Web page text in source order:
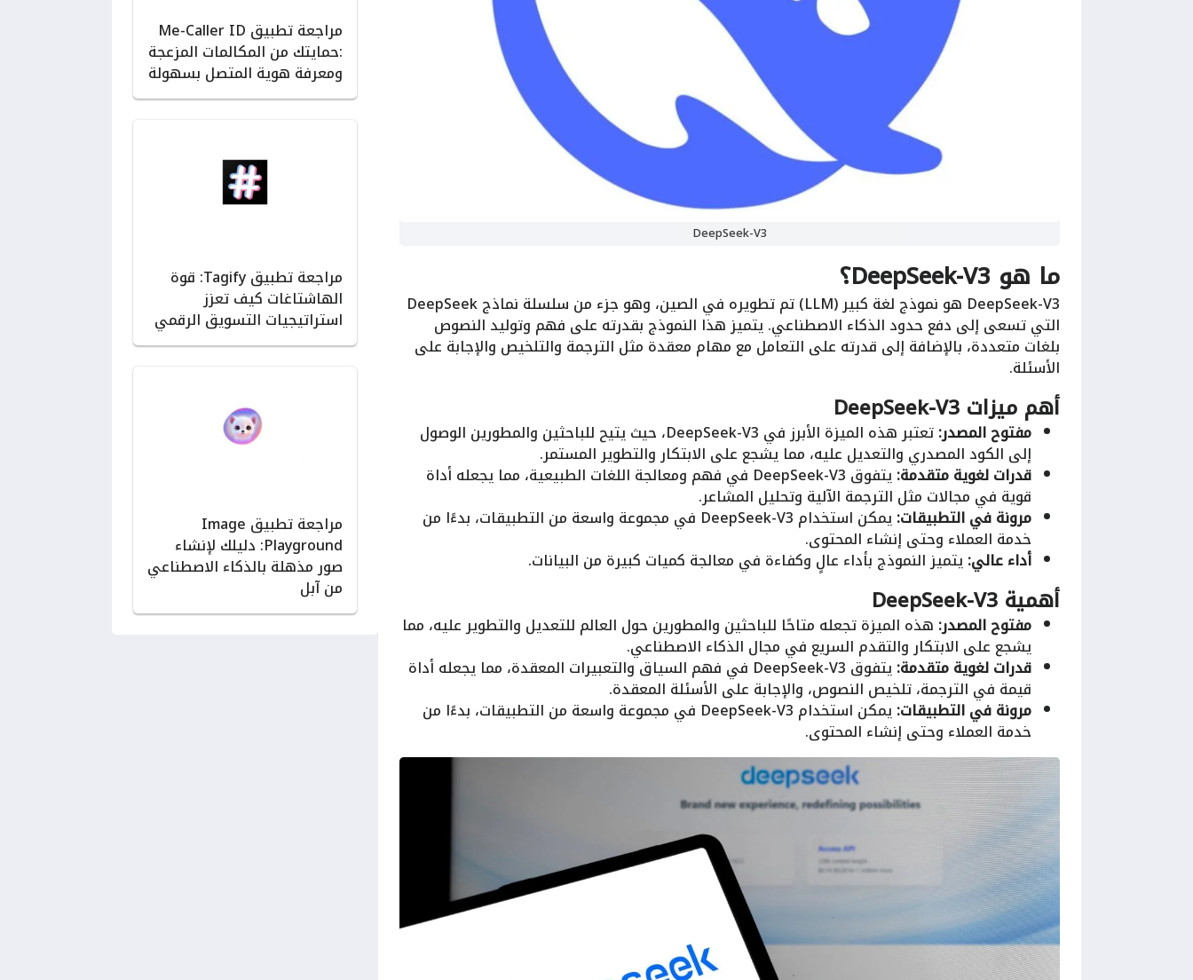
مراجعة تطبيق Me-Caller ID
:حمايتك من المكالمات المزعجة
ومعرفة هوية المتصل بسهولة
مراجعة تطبيق Tagify: قوة
الهاشتاغات كيف تعزز
استراتيجيات التسويق الرقمي
مراجعة تطبيق Image
Playground: دليلك لإنشاء
صور مذهلة بالذكاء الاصطناعي
من آبل
DeepSeek-V3
ما هو DeepSeek-V3؟
DeepSeek-V3 هو نموذج لغة كبير (LLM) تم تطويره في الصين، وهو جزء من سلسلة نماذج DeepSeek
التي تسعى إلى دفع حدود الذكاء الاصطناعي. يتميز هذا النموذج بقدرته على فهم وتوليد النصوص
بلغات متعددة، بالإضافة إلى قدرته على التعامل مع مهام معقدة مثل الترجمة والتلخيص والإجابة على
الأسئلة.
أهم ميزات DeepSeek-V3
مفتوح المصدر: تعتبر هذه الميزة الأبرز في DeepSeek-V3، حيث يتيح للباحثين والمطورين الوصول
إلى الكود المصدري والتعديل عليه، مما يشجع على الابتكار والتطوير المستمر.
قدرات لغوية متقدمة: يتفوق DeepSeek-V3 في فهم ومعالجة اللغات الطبيعية، مما يجعله أداة
قوية في مجالات مثل الترجمة الآلية وتحليل المشاعر.
مرونة في التطبيقات: يمكن استخدام DeepSeek-V3 في مجموعة واسعة من التطبيقات، بدءًا من
خدمة العملاء وحتى إنشاء المحتوى.
أداء عالي:يتميز النموذج بأداء عالٍ وكفاءة في معالجة كميات كبيرة من البيانات.
أهمية DeepSeek-V3
مفتوح المصدر: هذه الميزة تجعله متاحًا للباحثين والمطورين حول العالم للتعديل والتطوير عليه، مما
يشجع على الابتكار والتقدم السريع في مجال الذكاء الاصطناعي.
قدرات لغوية متقدمة: يتفوق DeepSeek-V3 في فهم السياق والتعبيرات المعقدة، مما يجعله أداة
قيمة في الترجمة، تلخيص النصوص، والإجابة على الأسئلة المعقدة.
مرونة في التطبيقات: يمكن استخدام DeepSeek-V3 في مجموعة واسعة من التطبيقات، بدءًا من
خدمة العملاء وحتى إنشاء المحتوى.